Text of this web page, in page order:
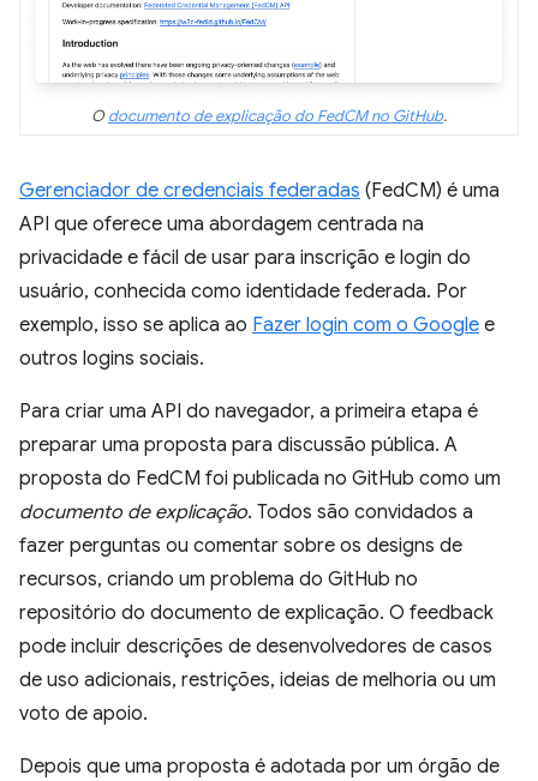
Odocumento de explicação do FedCM no GitHub.
Gerenciador de credenciais federadas (FedCM) é uma
API que oferece uma abordagem centrada na
privacidade e fácil de usar para inscrição e login do
usuário, conhecida como identidade federada. Por
exemplo, isso se aplica ao Fazer login com o Google e
outros logins sociais.
Para criar uma API do navegador, a primeira etapa é
preparar uma proposta para discussão pública. A
proposta do FedCM foi publicada no GitHub como um
documento de explicação. Todos são convidados a
fazer perguntas ou comentar sobre os designs de
recursos, criando um problema do GitHub no
repositório do documento de explicação. O feedback
pode incluir descrições de desenvolvedores de casos
de uso adicionais, restrições, ideias de melhoria ou um
voto de apoio.
Depois que uma proposta é adotada por um órgão de